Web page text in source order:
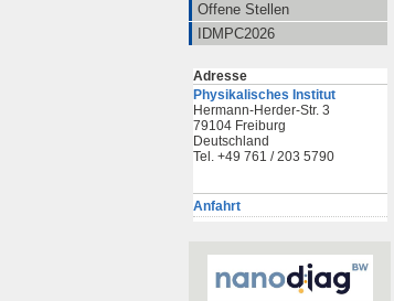
Offene Stellen
IDMPC2026
Adresse
Physikalisches Institut
Hermann-Herder-Str. 3
79104 Freiburg
Deutschland
Tel. +49 761 / 203 5790
Anfahrt